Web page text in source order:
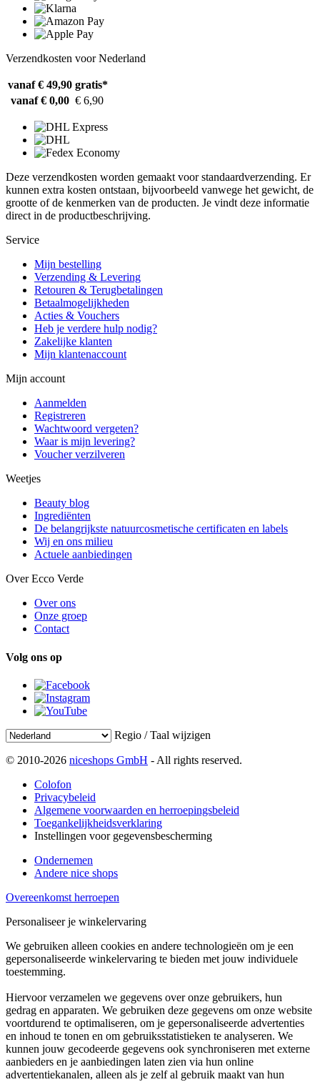
Verzendkosten voor Nederland
vanaf € 49,90 gratis*
vanaf € 0,00 € 6,90
Deze verzendkosten worden gemaakt voor standaardverzending. Er
kunnen extra kosten ontstaan, bijvoorbeeld vanwege het gewicht, de
grootte of de kenmerken van de producten. Je vindt deze informatie
direct in de productbeschrijving.
Service
Mijn bestelling
Verzending & Levering
Retouren & Terugbetalingen
Betaalmogelijkheden
Acties & Vouchers
Heb je verdere hulp nodig?
Zakelijke klanten
Mijn klantenaccount
Mijn account
Aanmelden
Registreren
Wachtwoord vergeten?
Waar is mijn levering?
Voucher verzilveren
Weetjes
Beauty blog
Ingrediënten
De belangrijkste natuurcosmetische certificaten en labels
Wij en ons milieu
Actuele aanbiedingen
Over Ecco Verde
Over ons
Onze groep
Contact
Volg ons op
Regio / Taal wijzigen
© 2010-2026 niceshops GmbH - All rights reserved.
Colofon
Privacybeleid
Algemene voorwaarden en herroepingsbeleid
Toegankelijkheidsverklaring
Instellingen voor gegevensbescherming
Ondernemen
Andere nice shops
Overeenkomst herroepen
Personaliseer je winkelervaring
We gebruiken alleen cookies en andere technologieën om je een
gepersonaliseerde winkelervaring te bieden met jouw individuele
toestemming.
Hiervoor verzamelen we gegevens over onze gebruikers, hun
gedrag en apparaten. We gebruiken deze gegevens om onze website
voortdurend te optimaliseren, om je gepersonaliseerde advertenties
en inhoud te tonen en om gebruiksstatistieken te analyseren. We
kunnen jouw gecodeerde gegevens ook synchroniseren met externe
aanbieders en je aanbiedingen laten zien via hun online
advertentiekanalen, alleen als je zelf al gebruik maakt van hun